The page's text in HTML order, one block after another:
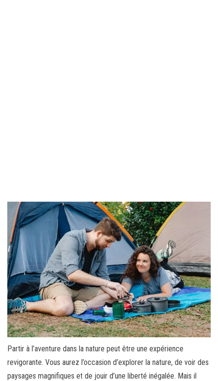
Partir à l’aventure dans la nature peut être une expérience
revigorante. Vous aurez l’occasion d’explorer la nature, de voir des
paysages magnifiques et de jouir d’une liberté inégalée. Mais il